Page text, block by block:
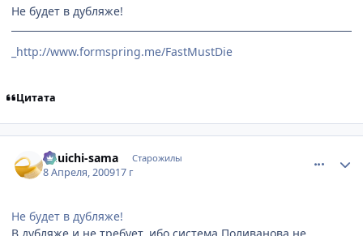
Не будет в дубляже!
_http://www.formspring.me/FastMustDie
Цитата
Yuuichi-sama Старожилы
8 Апреля, 200917 г
Не будет в дубляже!